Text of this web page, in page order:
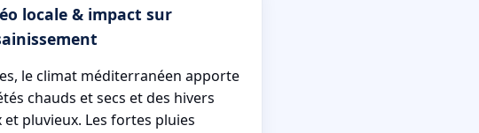
locale & impact sur
le climat méditerranéen apporte
chauds et secs et des hivers
et pluvieux. Les fortes pluies